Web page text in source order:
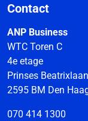
Contact
ANP Business
WTC Toren C
4e etage
Prinses
2595 BM Den
070 414 1300